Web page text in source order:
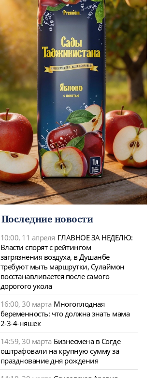
Последние новости
10:00, 11 апреля ГЛАВНОЕ ЗА НЕДЕЛЮ:
Власти спорят с рейтингом
загрязнения воздуха, в Душанбе
требуют мыть маршрутки, Сулаймон
восстанавливается после самого
дорогого укола
16:00, 30 марта Многоплодная
беременность: что должна знать мама
2-3-4-няшек
14:59, 30 марта Бизнесмена в Согде
оштрафовали на крупную сумму за
празднование дня рождения